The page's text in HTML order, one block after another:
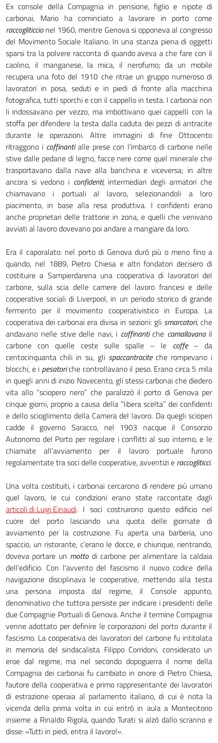
Ex console della Compagnia in pensione, figlio e nipote di
carbonai, Mario ha cominciato a lavorare in porto come
raccogliticcionel 1960, mentre Genova si opponeva al congresso
del Movimento Sociale Italiano. In una stanza piena di oggetti
sparsi tra la polvere racconta di quando aveva a che fare con il
caolino, il manganese, la mica, il nerofumo; da un mobile
recupera una foto del 1910 che ritrae un gruppo numeroso di
lavoratori in posa, seduti e in piedi di fronte alla macchina
fotografica, tutti sporchi e con il cappello in testa. I carbonai non
li indossavano per vezzo, ma imbottivano quei cappelli con la
stoffa per difendere la testa dalla caduta dei pezzi di antracite
durante le operazioni. Altre immagini di fine Ottocento
ritraggono i coffinantialle prese con l’imbarco di carbone nelle
stive dalle pedane di legno, facce nere come quel minerale che
trasportavano dalla nave alla banchina e viceversa; in altre
ancora si vedono i confidenti, intermediari degli armatori che
chiamavano i portuali al lavoro, selezionandoli a loro
piacimento, in base alla resa produttiva. I confidenti erano
anche proprietari delle trattorie in zona, e quelli che venivano
avviati al lavoro dovevano poi andare a mangiare da loro.
Era il caporalato: nel porto di Genova durò più o meno fino a
quando, nel 1889, Pietro Chiesa e altri fondatori decisero di
costituire a Sampierdarena una cooperativa di lavoratori del
carbone, sulla scia delle camere del lavoro francesi e delle
cooperative sociali di Liverpool, in un periodo storico di grande
fermento per il movimento cooperativistico in Europa. La
cooperativa dei carbonai era divisa in sezioni: gli smarcatori, che
andavano nelle stive delle navi, i coffinantiche camallavanoil
carbone con quelle ceste sulle spalle – le coffe– da
centocinquanta chili in su, gli spaccantraciteche rompevano i
blocchi, e i pesatoriche controllavano il peso. Erano circa 5 mila
in quegli anni di inizio Novecento, gli stessi carbonai che diedero
vita allo “sciopero nero” che paralizzò il porto di Genova per
cinque giorni, proprio a causa della “libera scelta” dei confidenti
e dello scioglimento della Camera del lavoro. Da quegli scioperi
cadde il governo Saracco, nel 1903 nacque il Consorzio
Autonomo del Porto per regolare i conflitti al suo interno, e le
chiamate all’avviamento per il lavoro portuale furono
regolamentate tra soci delle cooperative, avventizi e raccogliticci.
Una volta costituiti, i carbonai cercarono di rendere più umano
quel lavoro, le cui condizioni erano state raccontate dagli
articoli di Luigi Einaudi. I soci costruirono questo edificio nel
cuore del porto lasciando una quota delle giornate di
avviamento per la costruzione. Fu aperta una barberia, uno
spaccio, un ristorante, c’erano le docce, e chiunque, rientrando,
doveva portare un mottodi carbone per alimentare la caldaia
dell’edificio. Con l'avvento del fascismo il nuovo codice della
navigazione disciplinava le cooperative, mettendo alla testa
una persona imposta dal regime, il Console appunto,
denominativo che tuttora persiste per indicare i presidenti delle
due Compagnie Portuali di Genova. Anche il termine Compagnia
venne adottato per definire le corporazioni del porto durante il
fascismo. La cooperativa dei lavoratori del carbone fu intitolata
in memoria del sindacalista Filippo Corridoni, considerato un
eroe dal regime, ma nel secondo dopoguerra il nome della
Compagnia dei carbonai fu cambiato in onore di Pietro Chiesa,
fautore della cooperativa e primo rappresentante dei lavoratori
di estrazione operaia al parlamento italiano, di cui è nota la
vicenda della prima volta in cui entrò in aula a Montecitorio
insieme a Rinaldo Rigola, quando Turati si alzò dallo scranno e
disse: «Tutti in piedi, entra il lavoro!».